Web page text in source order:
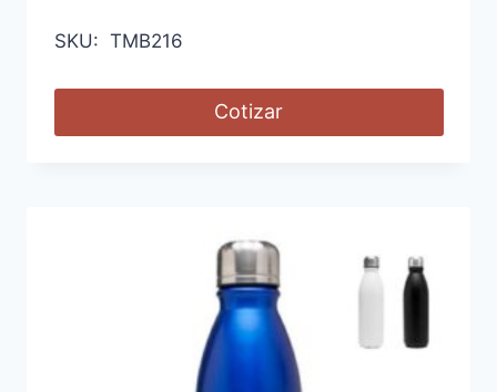
SKU: TMB216
Cotizar